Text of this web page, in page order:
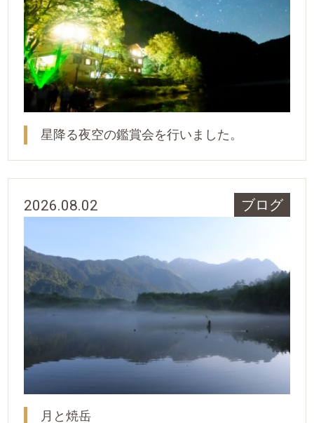
星降る夜空の鑑賞会を行いました。
2026.08.02 ブログ
月と焼岳